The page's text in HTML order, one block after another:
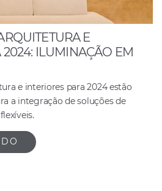
E
2024: ILUMINAÇÃO EM
e interiores para 2024 estão
a integração de soluções de